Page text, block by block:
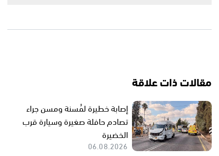
مقالات ذات علاقة
إصابة خطيرة لمُسنة ومسن جراء
تصادم حافلة صغيرة وسيارة قرب
الخضيرة
06.08.2026